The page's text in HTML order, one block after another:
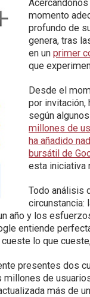
momento
profundo de
genera, tras
en unprimer
que
Desde el
por invitación,
según
millones de
ha añadido
bursátil de
esta iniciativa
Todo análisis
circunstancia:
año y los
entiende
lo que
presentes dos
de
más de